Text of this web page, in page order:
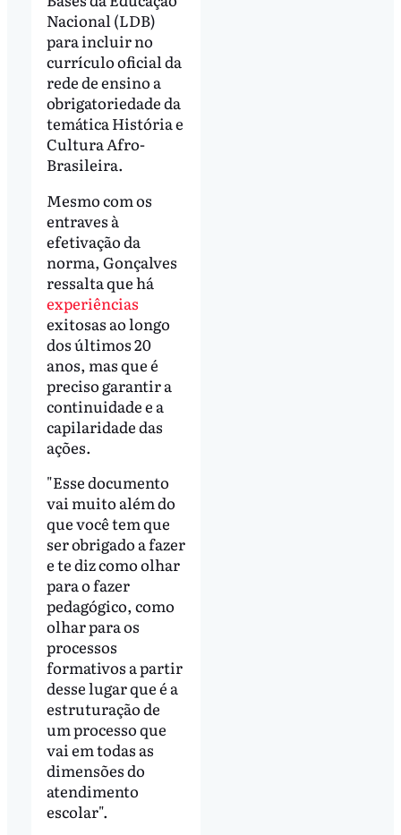
Nacional (LDB)
para incluir no
currículo oficial da
rede de ensino a
obrigatoriedade da
temática História e
Cultura Afro-
Brasileira.
Mesmo com os
entraves à
efetivação da
norma, Gonçalves
ressalta que há
experiências
exitosas ao longo
dos últimos 20
anos, mas que é
preciso garantir a
continuidade e a
capilaridade das
ações.
"Esse documento
vai muito além do
que você tem que
ser obrigado a fazer
e te diz como olhar
para o fazer
pedagógico, como
olhar para os
processos
formativos a partir
desse lugar que é a
estruturação de
um processo que
vai em todas as
dimensões do
atendimento
escolar".